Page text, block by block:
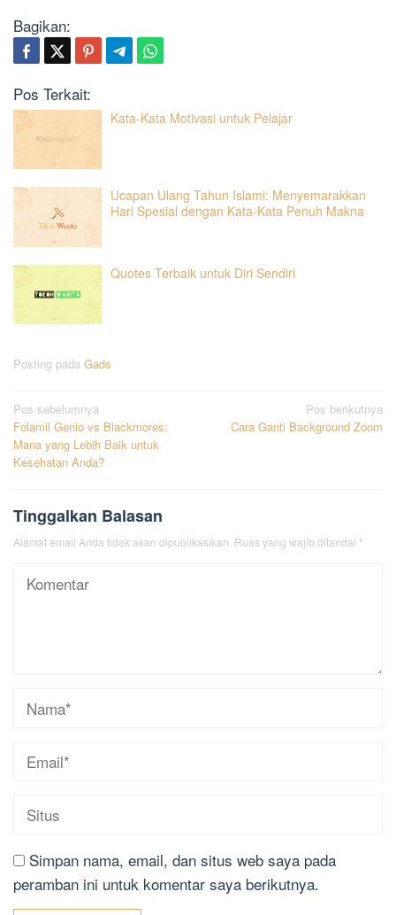
Bagikan:
Pos Terkait:
Kata-Kata Motivasi untuk Pelajar
Ucapan Ulang Tahun Islami: Menyemarakkan
Hari Spesial dengan Kata-Kata Penuh Makna
Quotes Terbaik untuk Diri Sendiri
Posting pada Gads
Navigasi
pos
Pos sebelumnya
Folamil Genio vs Blackmores:
Mana yang Lebih Baik untuk
Kesehatan Anda?
Pos berikutnya
Cara Ganti Background Zoom
Tinggalkan Balasan
Alamat email Anda tidak akan dipublikasikan. Ruas yang wajib ditandai *
Simpan nama, email, dan situs web saya pada
peramban ini untuk komentar saya berikutnya.